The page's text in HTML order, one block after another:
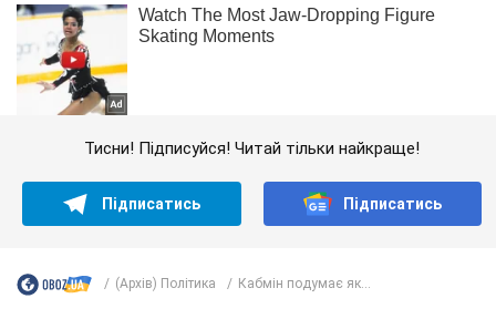
Тисни! Підписуйся! Читай тільки найкраще!
Підписатись Підписатись
(Архів) Політика Кабмін подумає як...